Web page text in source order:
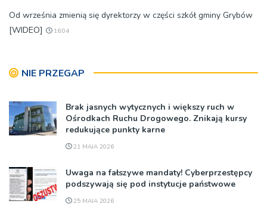
Od września zmienią się dyrektorzy w części szkół gminy Grybów
[WIDEO]
16:04
NIE PRZEGAP
Brak jasnych wytycznych i większy ruch w
Ośrodkach Ruchu Drogowego. Znikają kursy
redukujące punkty karne
21 MAJA 2026
Uwaga na fałszywe mandaty! Cyberprzestępcy
podszywają się pod instytucje państwowe
25 MAJA 2026